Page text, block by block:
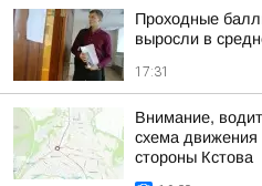
Проходные
выросли в
17:31
Внимание,
схема
стороны Кстова